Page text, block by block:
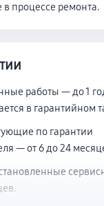
процессе ремонта.
работы — до 1
в гарантийном
по гарантии
— от 6 до 24